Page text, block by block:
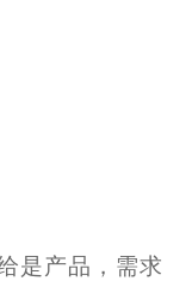
是产品，需求